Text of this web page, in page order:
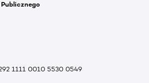
1111 0010 5530 0549